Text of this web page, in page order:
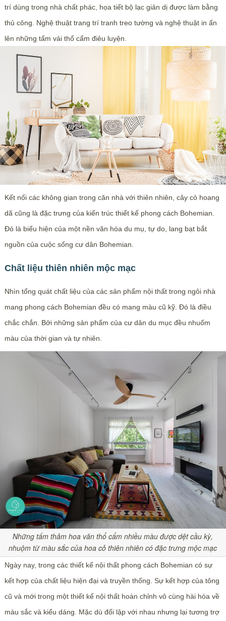
trí dùng trong nhà chất phác, họa tiết bộ lạc giản dị được làm bằng
thủ công. Nghệ thuật trang trí tranh treo tường và nghệ thuật in ấn
lên những tấm vải thổ cẩm điêu luyện.
Kết nối các không gian trong căn nhà với thiên nhiên, cây cỏ hoang
dã cũng là đặc trưng của kiến trúc thiết kế phong cách Bohemian.
Đó là biểu hiện của một nền văn hóa du mụ, tự do, lang bạt bắt
nguồn của cuộc sống cư dân Bohemian.
Chất liệu thiên nhiên mộc mạc
Nhìn tổng quát chất liệu của các sản phẩm nội thất trong ngôi nhà
mang phong cách Bohemian đều có mang màu cũ kỹ. Đó là điều
chắc chắn. Bởi những sản phẩm của cư dân du mục đều nhuốm
màu của thời gian và tự nhiên.
Những tấm thảm hoa văn thổ cẩm nhiều màu được dệt cầu kỳ,
nhuộm từ màu sắc của hoa cỏ thiên nhiên có đặc trưng mộc mạc
Ngày nay, trong các thiết kế nội thất phong cách Bohemian có sự
kết hợp của chất liệu hiện đại và truyền thống. Sự kết hợp của tông
cũ và mới trong một thiết kế nội thất hoàn chỉnh vô cùng hài hòa về
màu sắc và kiểu dáng. Mặc dù đối lập với nhau nhưng lại tương trợ